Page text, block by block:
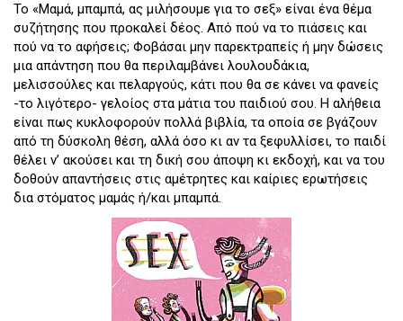
Το «Μαμά, μπαμπά, ας μιλήσουμε για το σεξ» είναι ένα θέμα
συζήτησης που προκαλεί δέος. Από πού να το πιάσεις και
πού να το αφήσεις; Φοβάσαι μην παρεκτραπείς ή μην δώσεις
μια απάντηση που θα περιλαμβάνει λουλουδάκια,
μελισσούλες και πελαργούς, κάτι που θα σε κάνει να φανείς
-το λιγότερο- γελοίος στα μάτια του παιδιού σου. Η αλήθεια
είναι πως κυκλοφορούν πολλά βιβλία, τα οποία σε βγάζουν
από τη δύσκολη θέση, αλλά όσο κι αν τα ξεφυλλίσει, το παιδί
θέλει ν’ ακούσει και τη δική σου άποψη κι εκδοχή, και να του
δοθούν απαντήσεις στις αμέτρητες και καίριες ερωτήσεις
δια στόματος μαμάς ή/και μπαμπά.